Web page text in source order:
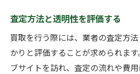
査定方法と透明性を評価する
買取を行う際には、業者の査定方
かりと評価することが求められま
ブサイトを訪れ、査定の流れや費